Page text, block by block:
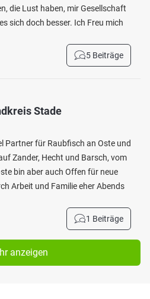
die Lust haben, mir Gesellschaft
sich doch besser. Ich Freu mich
5 Beiträge
Stade
Partner für Raubfisch an Oste und
Zander, Hecht und Barsch, vom
bin aber auch Offen für neue
Arbeit und Familie eher Abends
1 Beiträge
anzeigen